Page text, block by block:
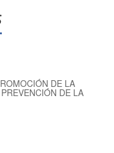
DE LA
DE LA